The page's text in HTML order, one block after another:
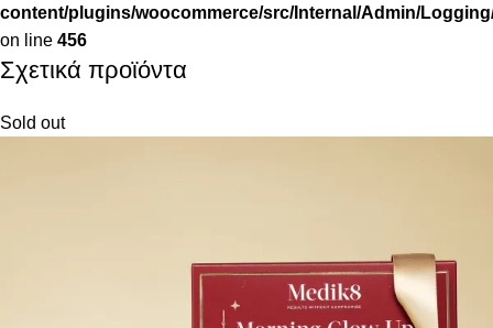
content/plugins/woocommerce/src/Internal/Admin/
on line 456
Σχετικά προϊόντα
Sold out